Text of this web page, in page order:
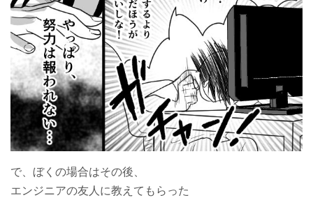
で、ぼくの場合はその後、
エンジニアの友人に教えてもらった